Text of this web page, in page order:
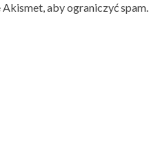
aby ograniczyć spam.